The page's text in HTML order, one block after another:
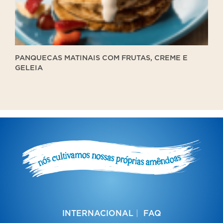
PANQUECAS MATINAIS COM FRUTAS, CREME E
GELEIA
INTERNACIONAL FAQ